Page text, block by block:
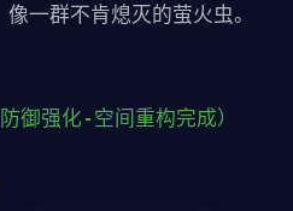
一群不肯熄灭的萤火虫。
御强化-空间重构完成）